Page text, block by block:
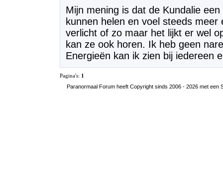
Mijn mening is dat de Kundalie
kunnen helen en voel steeds
verlicht of zo maar het lijkt er wel
kan ze ook horen. Ik heb geen
Energieën kan ik zien bij iedereen
Pagina's: 1
Paranormaal Forum heeft Copyright sinds 2006 - 2026 met een